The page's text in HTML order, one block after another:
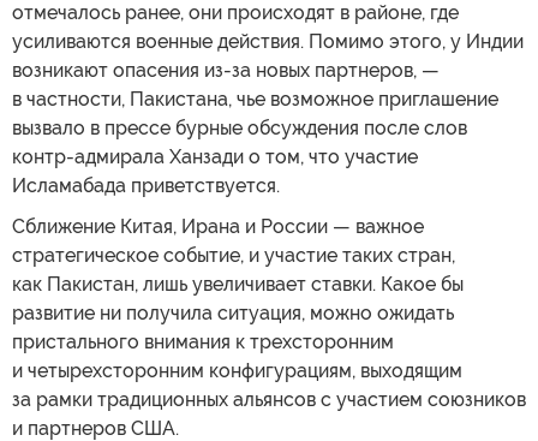
отмечалось ранее, они происходят в районе, где
усиливаются военные действия. Помимо этого, у Индии
возникают опасения из-за новых партнеров, —
в частности, Пакистана, чье возможное приглашение
вызвало в прессе бурные обсуждения после слов
контр-адмирала Ханзади о том, что участие
Исламабада приветствуется.
Сближение Китая, Ирана и России — важное
стратегическое событие, и участие таких стран,
как Пакистан, лишь увеличивает ставки. Какое бы
развитие ни получила ситуация, можно ожидать
пристального внимания к трехсторонним
и четырехсторонним конфигурациям, выходящим
за рамки традиционных альянсов с участием союзников
и партнеров США.